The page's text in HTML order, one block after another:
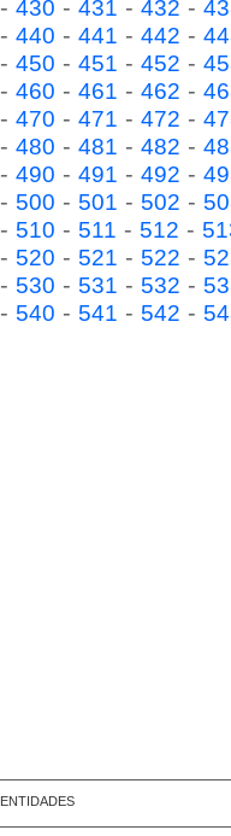
- 430 - 431 - 432 -
- 440 - 441 - 442 -
- 450 - 451 - 452 -
- 460 - 461 - 462 -
- 470 - 471 - 472 -
- 480 - 481 - 482 -
- 490 - 491 - 492 -
- 500 - 501 - 502 -
- 510 - 511 - 512 -
- 520 - 521 - 522 -
- 530 - 531 - 532 -
- 540 - 541 - 542 -
ENTIDADES